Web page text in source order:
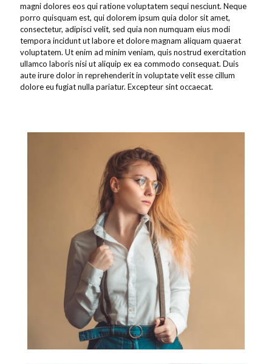
magni dolores eos qui ratione voluptatem sequi nesciunt. Neque
porro quisquam est, qui dolorem ipsum quia dolor sit amet,
consectetur, adipisci velit, sed quia non numquam eius modi
tempora incidunt ut labore et dolore magnam aliquam quaerat
voluptatem. Ut enim ad minim veniam, quis nostrud exercitation
ullamco laboris nisi ut aliquip ex ea commodo consequat. Duis
aute irure dolor in reprehenderit in voluptate velit esse cillum
dolore eu fugiat nulla pariatur. Excepteur sint occaecat.